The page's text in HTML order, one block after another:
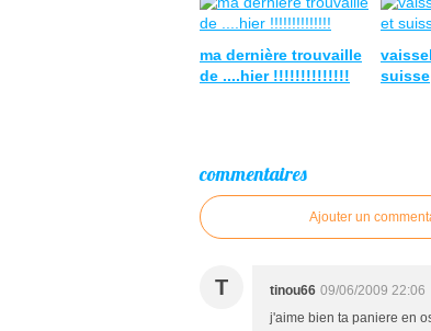
ma dernière trouvaille
de ....hier !!!!!!!!!!!!!!
suisse
commentaires
Ajouter un
T tinou66 09/06/2009 22:06
j'aime bien ta paniere en